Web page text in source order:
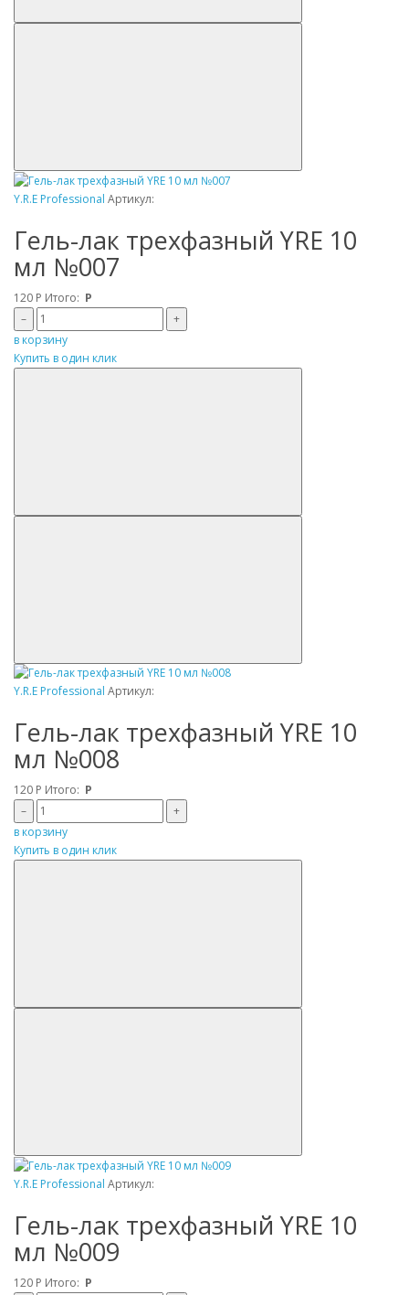
Y.R.E Professional Артикул:
Гель-лак трехфазный YRE 10
мл №007
120 Р Итого: Р
–
+
в корзину
Купить в один клик
Y.R.E Professional Артикул:
Гель-лак трехфазный YRE 10
мл №008
120 Р Итого: Р
–
+
в корзину
Купить в один клик
Y.R.E Professional Артикул:
Гель-лак трехфазный YRE 10
мл №009
120 Р Итого: Р